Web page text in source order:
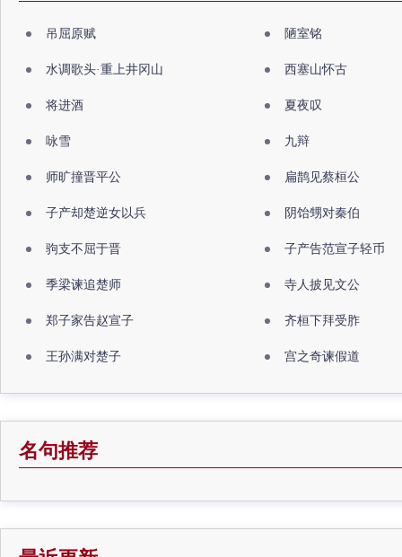
吊屈原赋 陋室铭
水调歌头·重上井冈山 西塞山怀古
将进酒 夏夜叹
咏雪 九辩
师旷撞晋平公 扁鹊见蔡桓公
子产却楚逆女以兵 阴饴甥对秦伯
驹支不屈于晋 子产告范宣子轻币
季梁谏追楚师 寺人披见文公
郑子家告赵宣子 齐桓下拜受胙
王孙满对楚子 宫之奇谏假道
名句推荐